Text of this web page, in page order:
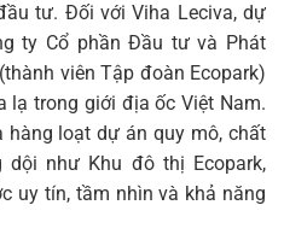
tư. Đối với Viha Leciva, dự
ty Cổ phần Đầu tư và Phát
viên Tập đoàn Ecopark)
lạ trong giới địa ốc Việt Nam.
hàng loạt dự án quy mô, chất
dội như Khu đô thị Ecopark,
uy tín, tầm nhìn và khả năng